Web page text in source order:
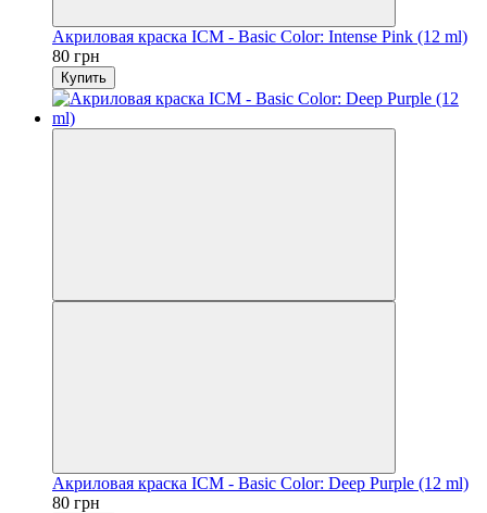
Акриловая краска ICM - Basic Color: Intense Pink (12 ml)
80 грн
Купить
Акриловая краска ICM - Basic Color: Deep Purple (12 ml)
80 грн